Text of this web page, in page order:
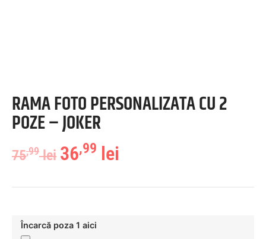
RAMA FOTO PERSONALIZATA CU 2
POZE – JOKER
75,99 lei 36,99 lei
Încarcă poza 1 aici